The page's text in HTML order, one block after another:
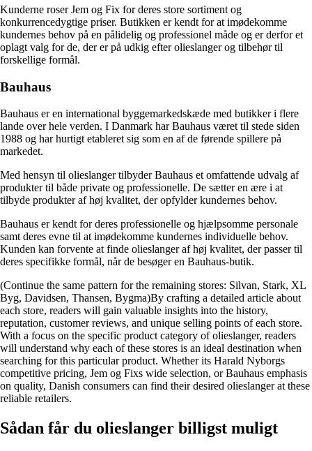
Kunderne roser Jem og Fix for deres store sortiment og
konkurrencedygtige priser. Butikken er kendt for at imødekomme
kundernes behov på en pålidelig og professionel måde og er derfor et
oplagt valg for de, der er på udkig efter olieslanger og tilbehør til
forskellige formål.
Bauhaus
Bauhaus er en international byggemarkedskæde med butikker i flere
lande over hele verden. I Danmark har Bauhaus været til stede siden
1988 og har hurtigt etableret sig som en af de førende spillere på
markedet.
Med hensyn til olieslanger tilbyder Bauhaus et omfattende udvalg af
produkter til både private og professionelle. De sætter en ære i at
tilbyde produkter af høj kvalitet, der opfylder kundernes behov.
Bauhaus er kendt for deres professionelle og hjælpsomme personale
samt deres evne til at imødekomme kundernes individuelle behov.
Kunden kan forvente at finde olieslanger af høj kvalitet, der passer til
deres specifikke formål, når de besøger en Bauhaus-butik.
(Continue the same pattern for the remaining stores: Silvan, Stark, XL
Byg, Davidsen, Thansen, Bygma)By crafting a detailed article about
each store, readers will gain valuable insights into the history,
reputation, customer reviews, and unique selling points of each store.
With a focus on the specific product category of olieslanger, readers
will understand why each of these stores is an ideal destination when
searching for this particular product. Whether its Harald Nyborgs
competitive pricing, Jem og Fixs wide selection, or Bauhaus emphasis
on quality, Danish consumers can find their desired olieslanger at these
reliable retailers.
Sådan får du olieslanger billigst muligt